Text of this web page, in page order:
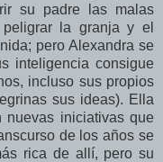
su padre las malas
la granja y el
pero Alexandra se
inteligencia consigue
incluso sus propios
sus ideas). Ella
nuevas iniciativas que
de los años se
rica de allí, pero su